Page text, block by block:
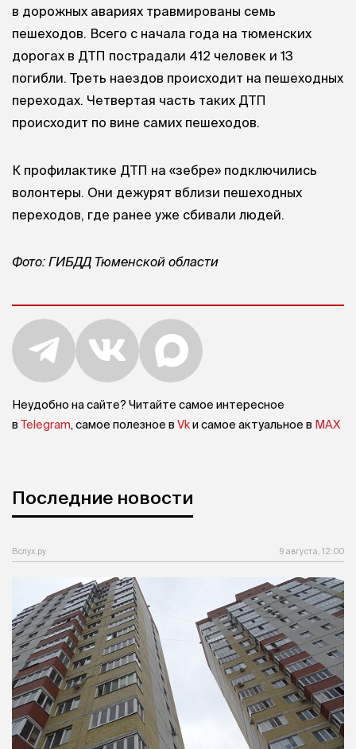
в дорожных авариях травмированы семь
пешеходов. Всего с начала года на тюменских
дорогах в ДТП пострадали 412 человек и 13
погибли. Треть наездов происходит на пешеходных
переходах. Четвертая часть таких ДТП
происходит по вине самих пешеходов.
К профилактике ДТП на «зебре» подключились
волонтеры. Они дежурят вблизи пешеходных
переходов, где ранее уже сбивали людей.
Фото: ГИБДД Тюменской области
Неудобно на сайте? Читайте самое интересное
в Telegram, самое полезное в Vkи самое актуальное в MAX
Последние новости
Вслух.ру 9 августа, 12:00